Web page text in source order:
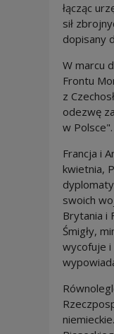
łącząc
sił
dopisany
W marcu
Frontu
z
odezwę
w Polsce".
Francja i
kwietnia,
swoich
Brytania i
Śmigły,
wycofuje i